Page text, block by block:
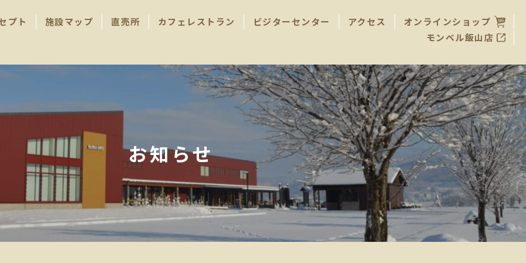
プト 施設マップ 直売所 カフェレストラン ビジターセンター アクセス
オンラインショップ
モンベル飯山店
お知らせ